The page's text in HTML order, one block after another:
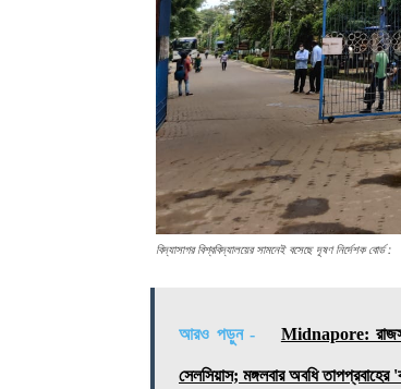
বিদ্যাসাগর বিশ্ববিদ্যালয়ের সামনেই বসেছে দূষণ নির্দেশক বোর্ড :
আরও পড়ুন - Midnapore:
সেলসিয়াস; মঙ্গলবার অবধি তাপপ্রবাহের